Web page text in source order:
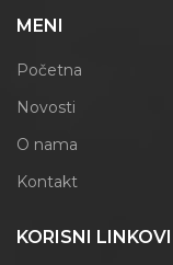
MENI
Početna
Novosti
O nama
Kontakt
KORISNI LINKOVI